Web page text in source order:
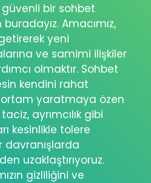
güvenli bir sohbet
Amacımız,
yeni
ve samimi ilişkiler
olmaktır. Sohbet
kendini rahat
yaratmaya özen
ayrımcılık gibi
kesinlikle tolere
davranışlarda
uzaklaştırıyoruz.
gizliliğini ve